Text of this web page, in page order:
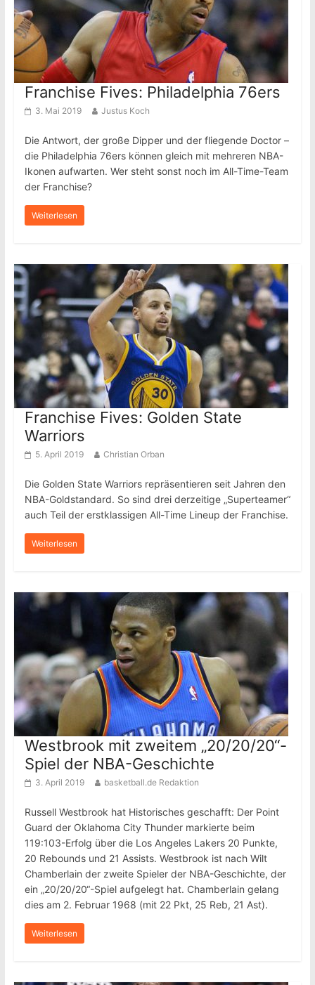
Franchise Fives: Philadelphia 76ers
3. Mai 2019 Justus Koch
Die Antwort, der große Dipper und der fliegende Doctor –
die Philadelphia 76ers können gleich mit mehreren NBA-
Ikonen aufwarten. Wer steht sonst noch im All-Time-Team
der Franchise?
Weiterlesen
Franchise Fives: Golden State
Warriors
5. April 2019 Christian Orban
Die Golden State Warriors repräsentieren seit Jahren den
NBA-Goldstandard. So sind drei derzeitige „Superteamer“
auch Teil der erstklassigen All-Time Lineup der Franchise.
Weiterlesen
Westbrook mit zweitem „20/20/20“-
Spiel der NBA-Geschichte
3. April 2019 basketball.de Redaktion
Russell Westbrook hat Historisches geschafft: Der Point
Guard der Oklahoma City Thunder markierte beim
119:103-Erfolg über die Los Angeles Lakers 20 Punkte,
20 Rebounds und 21 Assists. Westbrook ist nach Wilt
Chamberlain der zweite Spieler der NBA-Geschichte, der
ein „20/20/20“-Spiel aufgelegt hat. Chamberlain gelang
dies am 2. Februar 1968 (mit 22 Pkt, 25 Reb, 21 Ast).
Weiterlesen